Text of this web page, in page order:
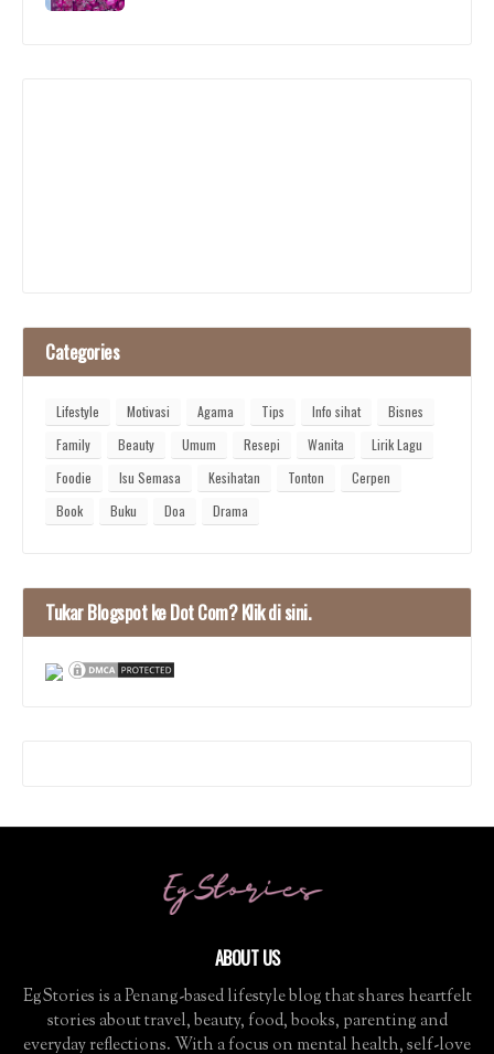
Categories
Lifestyle Motivasi Agama Tips Info sihat
Bisnes
Family
Beauty Umum Resepi Wanita
Lirik Lagu
Foodie
Isu Semasa Kesihatan Tonton
Cerpen
Book
Buku Doa Drama
Tukar Blogspot ke Dot Com? Klik di sini.
ABOUT US
EgStories is a Penang-based lifestyle blog that shares heartfelt
stories about travel, beauty, food, books, parenting and
everyday reflections. With a focus on mental health, self-love